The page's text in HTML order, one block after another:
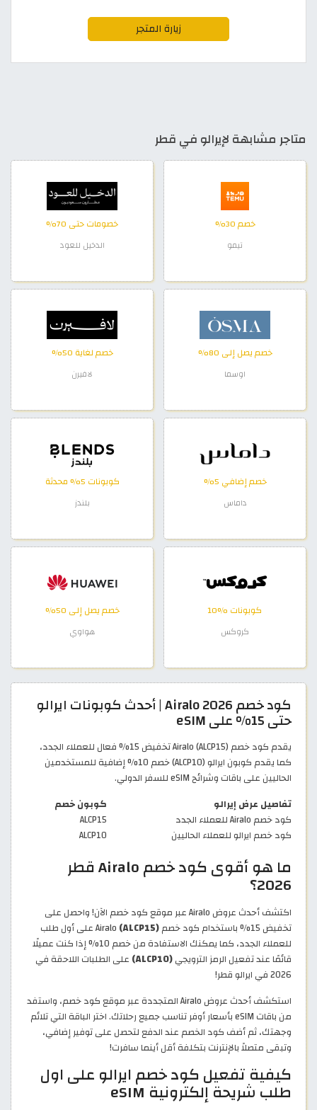
زيارة المتجر
متاجر مشابهة لإيرالو في قطر
خصم 30%
تيمو
خصومات حتى 70%
الدخيل للعود
خصم يصل إلى 80%
اوسما
خصم لغاية 50%
لافيرن
خصم إضافي 5%
داماس
كوبونات 5% محدثة
بلندز
كوبونات %10
كروكس
خصم يصل إلى 50%
هواوي
كود خصم Airalo 2026 | أحدث كوبونات ايرالو
حتى 15% على eSIM
يقدم كود خصم Airalo (ALCP15) تخفيض 15% فعال للعملاء الجدد،
كما يقدم كوبون ايرالو (ALCP10) خصم 10% إضافية للمستخدمين
الحاليين على باقات وشرائح eSIM للسفر الدولي.
تفاصيل عرض إيرالو
كوبون خصم
كود خصم Airalo للعملاء الجدد
ALCP15
كود خصم ايرالو للعملاء الحاليين
ALCP10
ما هو أقوى كود خصم Airalo قطر
2026؟
اكتشف أحدث عروض Airalo عبر موقع كود خصم الآن! واحصل على
تخفيض 15% باستخدام كود خصم Airalo
(ALCP15)
على أول طلب
للعملاء الجدد، كما يمكنك الاستفادة من خصم 10% إذا كنت عميلًا
قائمًا عند تفعيل الرمز الترويجي(ALCP10)
على الطلبات اللاحقة في
2026 في ايرالو قطر!
استكشف أحدث عروض Airalo المتجددة عبر موقع كود خصم، واستفد
من باقات eSIM بأسعار أوفر تناسب جميع رحلاتك. اختر الباقة التي تلائم
وجهتك، ثم أضف كود الخصم عند الدفع لتحصل على توفير إضافي،
وتبقى متصلاً بالإنترنت بتكلفة أقل أينما سافرت!
كيفية تفعيل كود خصم ايرالو على اول
طلب شريحة إلكترونية eSIM